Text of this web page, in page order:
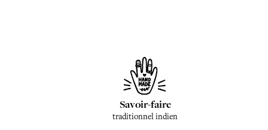
Savoir-faire
traditionnel indien